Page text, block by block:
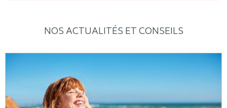
NOS ACTUALITÉS ET CONSEILS